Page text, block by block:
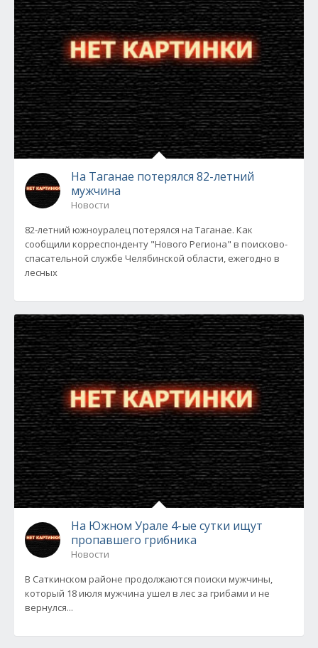
На Таганае потерялся 82-летний
мужчина
Новости
82-летний южноуралец потерялся на Таганае. Как
сообщили корреспонденту "Нового Региона" в поисково-
спасательной службе Челябинской области, ежегодно в
лесных
На Южном Урале 4-ые сутки ищут
пропавшего грибника
Новости
В Саткинском районе продолжаются поиски мужчины,
который 18 июля мужчина ушел в лес за грибами и не
вернулся...